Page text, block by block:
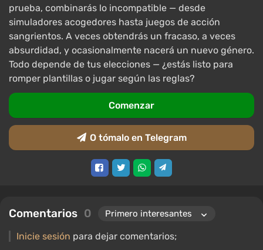
prueba, combinarás lo incompatible — desde
simuladores acogedores hasta juegos de acción
sangrientos. A veces obtendrás un fracaso, a veces
absurdidad, y ocasionalmente nacerá un nuevo género.
Todo depende de tus elecciones — ¿estás listo para
romper plantillas o jugar según las reglas?
Comenzar
O tómalo en Telegram
Comentarios 0
Inicie sesión para dejar comentarios;